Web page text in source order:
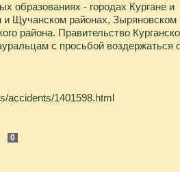
образованиях - городах Кургане и
и Щучанском районах, Зыряновском
района. Правительство
с просьбой воздержаться
accidents/1401598.html
0